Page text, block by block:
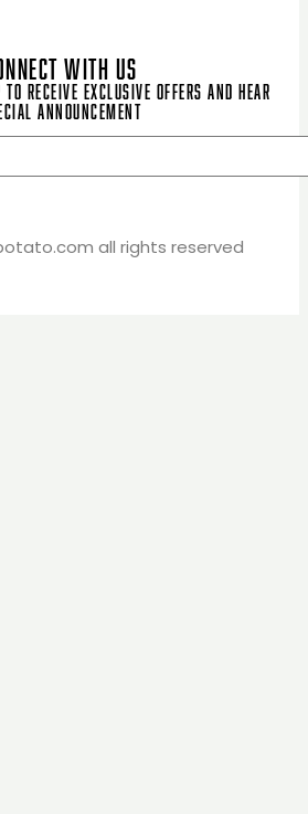
WITH US
receive exclusive offers and hear
announcement
all rights reserved